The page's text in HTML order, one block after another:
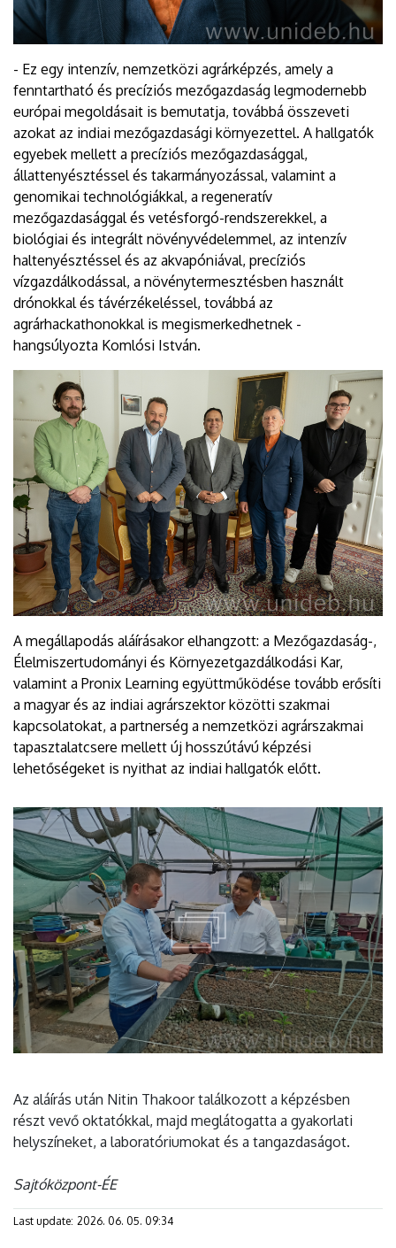
- Ez egy intenzív, nemzetközi agrárképzés, amely a
fenntartható és precíziós mezőgazdaság legmodernebb
európai megoldásait is bemutatja, továbbá összeveti
azokat az indiai mezőgazdasági környezettel. A hallgatók
egyebek mellett a precíziós mezőgazdasággal,
állattenyésztéssel és takarmányozással, valamint a
genomikai technológiákkal, a regeneratív
mezőgazdasággal és vetésforgó-rendszerekkel, a
biológiai és integrált növényvédelemmel, az intenzív
haltenyésztéssel és az akvapóniával, precíziós
vízgazdálkodással, a növénytermesztésben használt
drónokkal és távérzékeléssel, továbbá az
agrárhackathonokkal is megismerkedhetnek -
hangsúlyozta Komlósi István.
A megállapodás aláírásakor elhangzott: a Mezőgazdaság-,
Élelmiszertudományi és Környezetgazdálkodási Kar,
valamint a Pronix Learning együttműködése tovább erősíti
a magyar és az indiai agrárszektor közötti szakmai
kapcsolatokat, a partnerség a nemzetközi agrárszakmai
tapasztalatcsere mellett új hosszútávú képzési
lehetőségeket is nyithat az indiai hallgatók előtt.
Az aláírás után Nitin Thakoor találkozott a képzésben
részt vevő oktatókkal, majd meglátogatta a gyakorlati
helyszíneket, a laboratóriumokat és a tangazdaságot.
Sajtóközpont-ÉE
Last update: 2026. 06. 05. 09:34